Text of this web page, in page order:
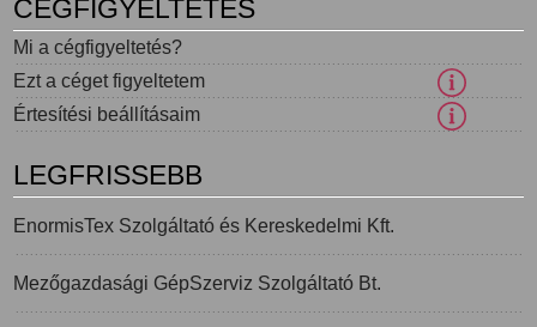
CÉGFIGYELTETÉS
Mi a cégfigyeltetés?
Ezt a céget figyeltetem
Értesítési beállításaim
LEGFRISSEBB
EnormisTex Szolgáltató és Kereskedelmi Kft.
Mezőgazdasági GépSzerviz Szolgáltató Bt.